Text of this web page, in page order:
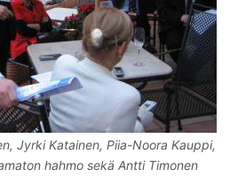
Jyrki Katainen, Piia-Noora Kauppi,
hahmo sekä Antti Timonen